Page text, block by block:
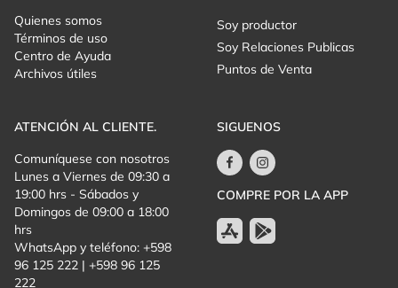
Quienes somos
Términos de uso
Centro de Ayuda
Archivos útiles
Soy productor
Soy Relaciones Publicas
Puntos de Venta
ATENCIÓN AL CLIENTE.
Comuníquese con nosotros
Lunes a Viernes de 09:30 a
19:00 hrs - Sábados y
Domingos de 09:00 a 18:00
hrs
WhatsApp y teléfono: +598
96 125 222 | +598 96 125
222
SIGUENOS
COMPRE POR LA APP